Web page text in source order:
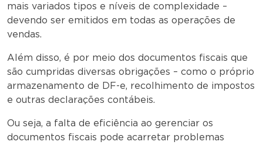
mais variados tipos e níveis de complexidade –
devendo ser emitidos em todas as operações de
vendas.
Além disso, é por meio dos documentos fiscais que
são cumpridas diversas obrigações – como o próprio
armazenamento de DF-e, recolhimento de impostos
e outras declarações contábeis.
Ou seja, a falta de eficiência ao gerenciar os
documentos fiscais pode acarretar problemas